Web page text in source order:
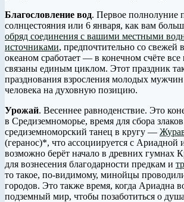
Благословление вод. Первое полнолуние
солнцестояния или 6 января, как вам
обряд соединения с вашими местными
источниками, предпочтительно со свежей
океаном сработает — в конечном счёте
связаны единым циклом. Этот праздник
празднования взросления молодых
человека на духовную позицию.
Урожай. Весеннее равноденствие. Это
в Средиземноморье, время для сбора
средиземноморский танец в кругу —
(геранос)*, что ассоциируется с Ариадной
возможно берёт начало в древних гумнах
для вознесения благодарности предкам и
то такое, по-видимому, минойцы
городов. Это также время, когда Ариадна
подземный мир, чтобы позаботиться о